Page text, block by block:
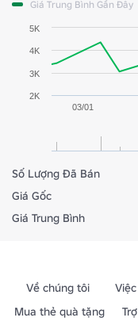
Giá Trung Bình Gần Đây
03/01
2K
3K
4K
5K
Số Lượng Đã Bán
Giá Gốc
Giá Trung Bình
Về chúng tôi
Mua thẻ quà tặng